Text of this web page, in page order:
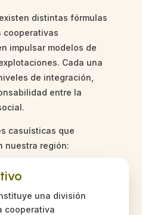
distintas fórmulas
cooperativas
impulsar modelos de
Cada una
de integración,
entre la
casuísticas que
nuestra región:
una división
cooperativa